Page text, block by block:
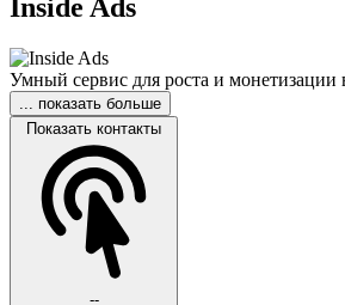
Inside Ads
Умный сервис для роста и монетизации
... показать больше
Показать контакты
--